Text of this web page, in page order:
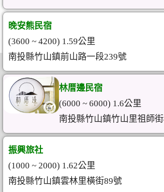
晚安熊民宿
(3600 ~ 4200) 1.59公里
南投縣竹山鎮前山路一段239號
林厝邊民宿
(6000 ~ 6000) 1.6公里
南投縣竹山鎮竹山里祖師
振興旅社
(1000 ~ 2000) 1.62公里
南投縣竹山鎮雲林里橫街89號